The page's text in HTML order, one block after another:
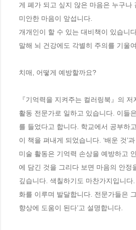
게 폐가 되고 싶지 않은 마음은 누구
미안한 마음이 앞섭니다.
개개인이 할 수 있는 대비책이 있습니
말해 뇌 건강에도 각별히 주의를 기울
치매, 어떻게 예방할까요?
『기억력을 지켜주는 컬러링북』의
활동 전문가로 일하고 있습니다. 이들
를 들었다고 합니다. 학교에서 공부하
이 책을 펴내게 되었습니다. ‘배운 것’
미술 활동은 기억력 손상을 예방하고
에 담긴 것을 그리다 보면 마음의 안
깊습니다. 색칠하기도 마찬가지입니
화를 이루며 발달합니다. 전문가들은
향상에 도움이 된다’고 설명합니다.